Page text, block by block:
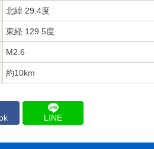
北緯 29.4度
東経 129.5度
M2.6
約10km
LINE